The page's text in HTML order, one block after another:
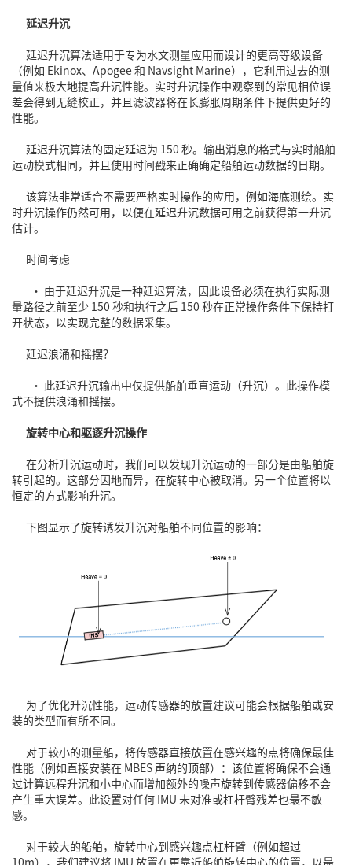
延迟升沉
延迟升沉算法适用于专为水文测量应用而设计的更高等级设备
（例如 Ekinox、Apogee 和 Navsight Marine），它利用过去的测
量值来极大地提高升沉性能。实时升沉操作中观察到的常见相位误
差会得到无缝校正，并且滤波器将在长膨胀周期条件下提供更好的
性能。
延迟升沉算法的固定延迟为 150 秒。输出消息的格式与实时船舶
运动模式相同，并且使用时间戳来正确确定船舶运动数据的日期。
该算法非常适合不需要严格实时操作的应用，例如海底测绘。实
时升沉操作仍然可用，以便在延迟升沉数据可用之前获得第一升沉
估计。
时间考虑
• 由于延迟升沉是一种延迟算法，因此设备必须在执行实际测
量路径之前至少 150 秒和执行之后 150 秒在正常操作条件下保持打
开状态，以实现完整的数据采集。
延迟浪涌和摇摆？
• 此延迟升沉输出中仅提供船舶垂直运动（升沉）。此操作模
式不提供浪涌和摇摆。
旋转中心和驱逐升沉操作
在分析升沉运动时，我们可以发现升沉运动的一部分是由船舶旋
转引起的。这部分因地而异，在旋转中心被取消。另一个位置将以
恒定的方式影响升沉。
下图显示了旋转诱发升沉对船舶不同位置的影响：
为了优化升沉性能，运动传感器的放置建议可能会根据船舶或安
装的类型而有所不同。
对于较小的测量船，将传感器直接放置在感兴趣的点将确保最佳
性能（例如直接安装在 MBES 声纳的顶部）：该位置将确保不会通
过计算远程升沉和小中心而增加额外的噪声旋转到传感器偏移不会
产生重大误差。此设置对任何 IMU 未对准或杠杆臂残差也最不敏
感。
对于较大的船舶，旋转中心到感兴趣点杠杆臂（例如超过